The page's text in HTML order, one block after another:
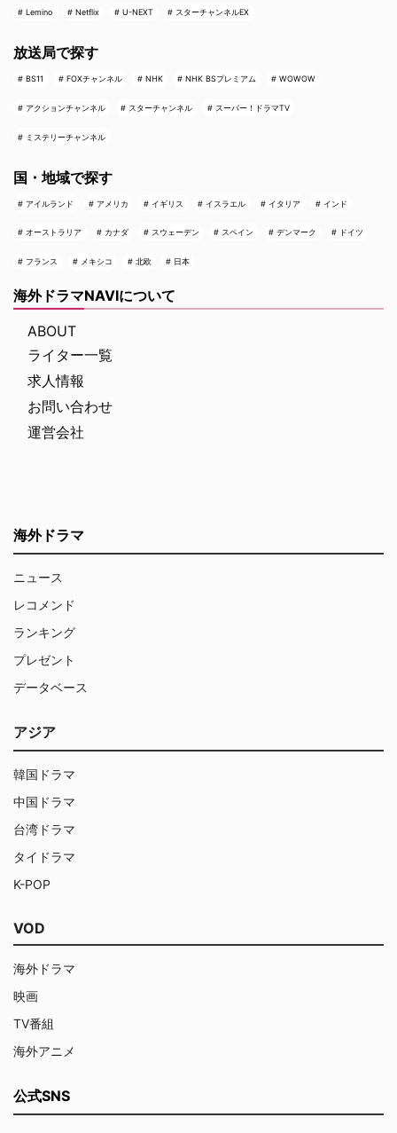
Lemino Netflix U-NEXT スターチャンネルEX
放送局で探す
BS11 FOXチャンネル NHK NHK BSプレミアム WOWOW
アクションチャンネル スターチャンネル スーパー！ドラマTV
ミステリーチャンネル
国・地域で探す
アイルランド アメリカ イギリス イスラエル イタリア インド
オーストラリア カナダ スウェーデン スペイン デンマーク ドイツ
フランス メキシコ 北欧 日本
海外ドラマNAVIについて
ABOUT
ライター一覧
求人情報
お問い合わせ
運営会社
海外ドラマ
ニュース
レコメンド
ランキング
プレゼント
データベース
アジア
韓国ドラマ
中国ドラマ
台湾ドラマ
タイドラマ
K-POP
VOD
海外ドラマ
映画
TV番組
海外アニメ
公式SNS